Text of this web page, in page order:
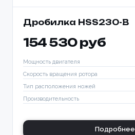
Дробилка HSS230-B
154 530 руб
Мощность двигателя
Скорость вращения ротора
Тип расположения ножей
Производительность
Подробнее